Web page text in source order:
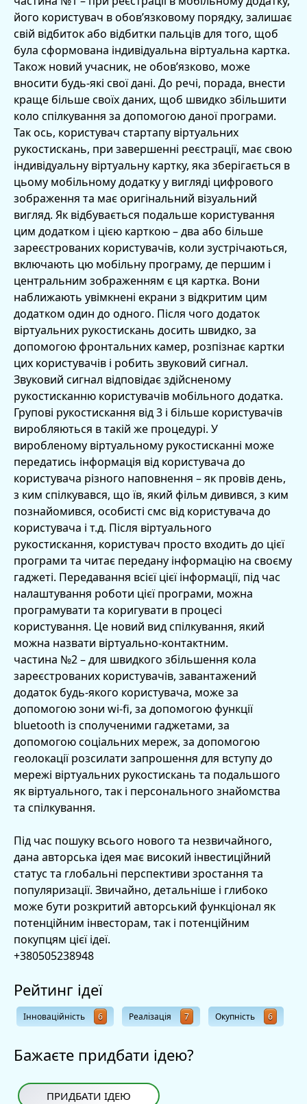
його користувач в обов’язковому порядку, залишає
свій відбиток або відбитки пальців для того, щоб
була сформована індивідуальна віртуальна картка.
Також новий учасник, не обов’язково, може
вносити будь-які свої дані. До речі, порада, внести
краще більше своїх даних, щоб швидко збільшити
коло спілкування за допомогою даної програми.
Так ось, користувач стартапу віртуальних
рукостискань, при завершенні реєстрації, має свою
індивідуальну віртуальну картку, яка зберігається в
цьому мобільному додатку у вигляді цифрового
зображення та має оригінальний візуальний
вигляд. Як відбувається подальше користування
цим додатком і цією карткою – два або більше
зареєстрованих користувачів, коли зустрічаються,
включають цю мобільну програму, де першим і
центральним зображенням є ця картка. Вони
наближають увімкнені екрани з відкритим цим
додатком один до одного. Після чого додаток
віртуальних рукостискань досить швидко, за
допомогою фронтальних камер, розпізнає картки
цих користувачів і робить звуковий сигнал.
Звуковий сигнал відповідає здійсненому
рукостисканню користувачів мобільного додатка.
Групові рукостискання від 3 і більше користувачів
виробляються в такій же процедурі. У
виробленому віртуальному рукостисканні може
передатись інформація від користувача до
користувача різного наповнення – як провів день,
з ким спілкувався, що їв, який фільм дивився, з ким
познайомився, особисті смс від користувача до
користувача і т.д. Після віртуального
рукостискання, користувач просто входить до цієї
програми та читає передану інформацію на своєму
гаджеті. Передавання всієї цієї інформації, під час
налаштування роботи цієї програми, можна
програмувати та коригувати в процесі
користування. Це новий вид спілкування, який
можна назвати віртуально-контактним.
частина №2 – для швидкого збільшення кола
зареєстрованих користувачів, завантажений
додаток будь-якого користувача, може за
допомогою зони wi-fi, за допомогою функції
bluetooth із сполученими гаджетами, за
допомогою соціальних мереж, за допомогою
геолокації розсилати запрошення для вступу до
мережі віртуальних рукостискань та подальшого
як віртуального, так і персонального знайомства
та спілкування.
Під час пошуку всього нового та незвичайного,
дана авторська ідея має високий інвестиційний
статус та глобальні перспективи зростання та
популяризації. Звичайно, детальніше і глибоко
може бути розкритий авторський функціонал як
потенційним інвесторам, так і потенційним
покупцям цієї ідеї.
+380505238948
Рейтинг ідеї
Інноваційність 6 Реалізація 7 Окупність 6
Бажаєте придбати ідею?
ПРИДБАТИ ІДЕЮ